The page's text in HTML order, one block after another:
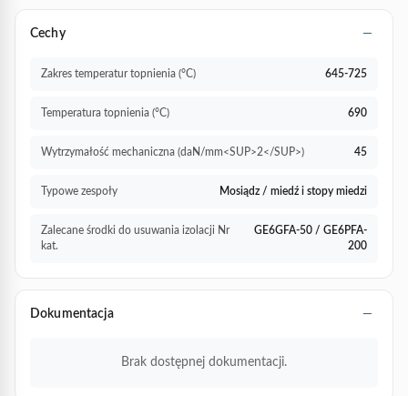
Cechy
Zakres temperatur topnienia (°C) 645-725
Temperatura topnienia (°C) 690
Wytrzymałość mechaniczna (daN/mm<SUP>2</SUP>) 45
Typowe zespoły Mosiądz / miedź i stopy miedzi
Zalecane środki do usuwania izolacji Nr
kat.
GE6GFA-50 / GE6PFA-
200
Dokumentacja
Brak dostępnej dokumentacji.